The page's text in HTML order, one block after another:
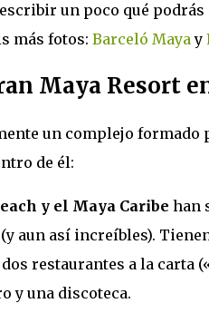
un poco qué
más fotos: Barceló Mayay
Maya Resort
un complejo formado
de él:
y el Maya Caribe han
aun así increíbles).
restaurantes a la carta
y una discoteca.